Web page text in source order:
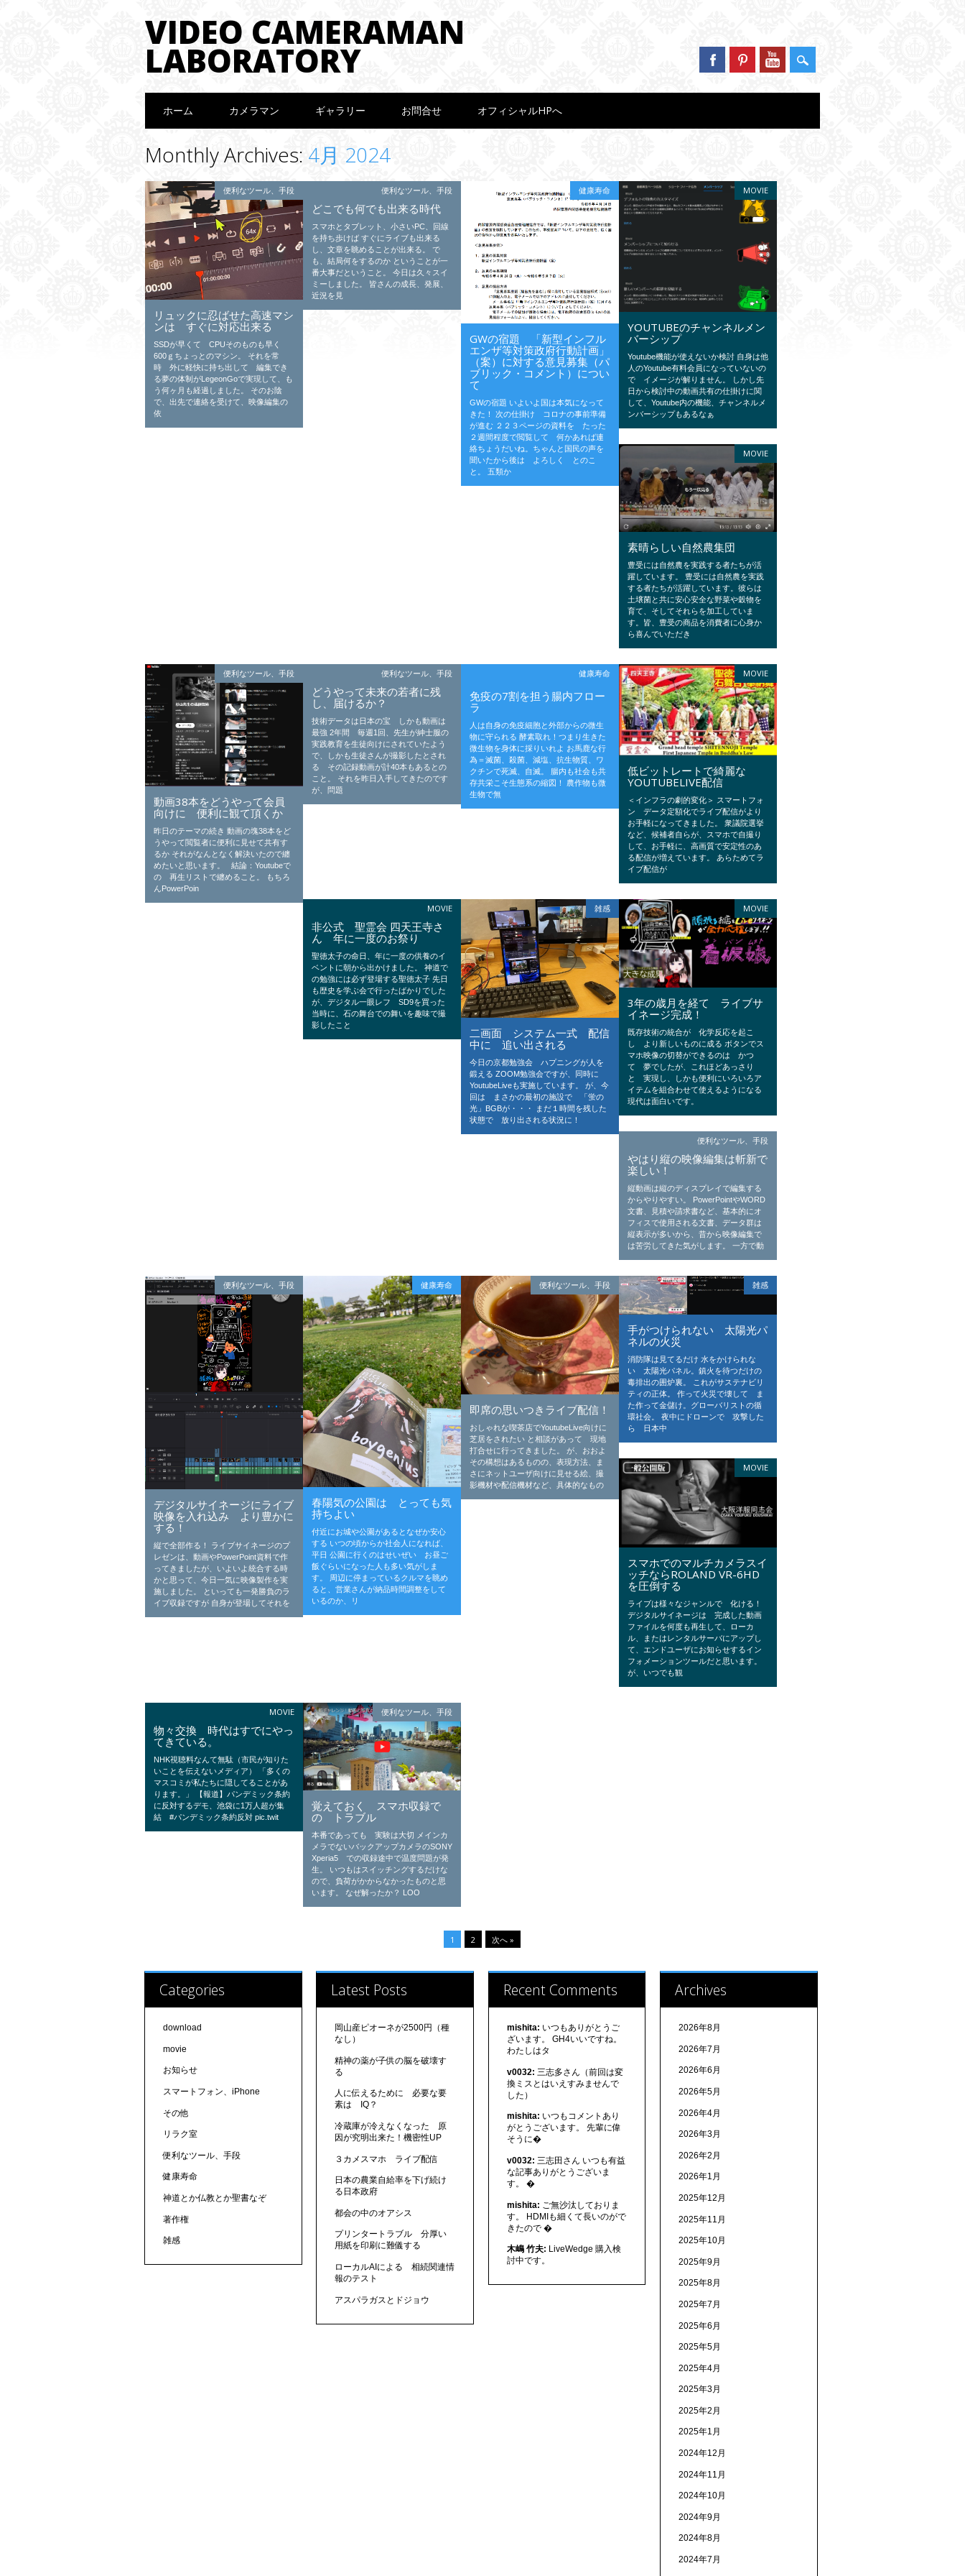
VIDEO CAMERAMAN
LABORATORY
Main menu
ホーム カメラマン ギャラリー お問合せ オフィシャルHPへ
Monthly Archives: 4月 2024
便利なツール、手段
リュックに忍ばせた高速マシ
ンは すぐに対応出来る
SSDが早くて CPUそのものも早く
600ｇちょっとのマシン。 それを常
時 外に軽快に持ち出して 編集でき
る夢の体制がLegeonGoで実現して、も
う何ヶ月も経過しました。 そのお陰
で、出先で連絡を受けて、映像編集の
依
便利なツール、手段
どこでも何でも出来る時代
スマホとタブレット、小さいPC、回線
を持ち歩けば すぐにライブも出来る
し、文章を眺めることが出来る。 で
も、結局何をするのか ということが一
番大事だということ。 今日は久々スイ
ミーしました。 皆さんの成長、発展、
近況を見
健康寿命
GWの宿題 「新型インフル
エンザ等対策政府行動計画」
（案）に対する意見募集（パ
ブリック・コメント）につい
て
GWの宿題 いよいよ国は本気になって
きた！ 次の仕掛け コロナの事前準備
が進む ２２３ページの資料を たった
２週間程度で閲覧して 何かあれば連
絡ちょうだいね。ちゃんと国民の声を
聞いたから後は よろしく とのこ
と。 五類か
MOVIE
YOUTUBEのチャンネルメン
バーシップ
Youtube機能が使えないか検討 自身は他
人のYoutube有料会員になっていないの
で イメージが解りません。 しかし先
日から検討中の動画共有の仕掛けに関
して、Youtube内の機能、チャンネルメ
ンバーシップもあるなぁ
MOVIE
素晴らしい自然農集団
豊受には自然農を実践する者たちが活
躍しています。 豊受には自然農を実践
する者たちが活躍しています。彼らは
土壌菌と共に安心安全な野菜や穀物を
育て、そしてそれらを加工していま
す。皆、豊受の商品を消費者に心身か
ら喜んでいただき
便利なツール、手段
動画38本をどうやって会員
向けに 便利に観て頂くか
昨日のテーマの続き 動画の塊38本をど
うやって閲覧者に便利に見せて共有す
るか それがなんとなく解決いたので纏
めたいと思います。 結論：Youtubeで
の 再生リストで纏めること。 もちろ
んPowerPoin
便利なツール、手段
どうやって未来の若者に残
し、届けるか？
技術データは日本の宝 しかも動画は
最強 2年間 毎週1回、先生が紳士服の
実践教育を生徒向けにされていたよう
で、しかも生徒さんが撮影したとされ
る その記録動画が計40本もあるとの
こと。 それを昨日入手してきたのです
が、問題
健康寿命
免疫の7割を担う腸内フロー
ラ
人は自身の免疫細胞と外部からの微生
物に守られる 酵素取れ！つまり生きた
微生物を身体に採りいれよ お馬鹿な行
為＝滅菌、殺菌、減塩、抗生物質、ワ
クチンで死滅、自滅。 腸内も社会も共
存共栄こそ生態系の縮図！ 農作物も微
生物で無
MOVIE
低ビットレートで綺麗な
YOUTUBELIVE配信
＜インフラの劇的変化＞ スマートフォ
ン データ定額化でライブ配信がより
お手軽になってきました。 衆議院選挙
など、候補者自らが、スマホで自撮り
して、お手軽に、高画質で安定性のあ
る配信が増えています。 あらためてラ
イブ配信が
MOVIE
非公式 聖霊会 四天王寺さ
ん 年に一度のお祭り
聖徳太子の命日、年に一度の供養のイ
ベントに朝から出かけました。 神道で
の勉強には必ず登場する聖徳太子 先日
も歴史を学ぶ会で行ったばかりでした
が、デジタル一眼レフ SD9を買った
当時に、石の舞台での舞いを趣味で撮
影したこと
雑感
二画面 システム一式 配信
中に 追い出される
今日の京都勉強会 ハプニングが人を
鍛える ZOOM勉強会ですが、同時に
YoutubeLiveも実施しています。 が、今
回は まさかの最初の施設で 「蛍の
光」BGBが・・・ まだ１時間を残した
状態で 放り出される状況に！
MOVIE
3年の歳月を経て ライブサ
イネージ完成！
既存技術の統合が 化学反応を起こ
し より新しいものに成る ボタンでス
マホ映像の切替ができるのは かつ
て 夢でしたが、これほどあっさり
と 実現し、しかも便利にいろいろア
イテムを組合わせて使えるようになる
現代は面白いです。
便利なツール、手段
やはり縦の映像編集は斬新で
楽しい！
縦動画は縦のディスプレイで編集する
からやりやすい。 PowerPointやWORD
文書、見積や請求書など、基本的にオ
フィスで使用される文書、データ群は
縦表示が多いから、昔から映像編集で
は苦労してきた気がします。 一方で動
便利なツール、手段
デジタルサイネージにライブ
映像を入れ込み より豊かに
する！
縦で全部作る！ ライブサイネージのプ
レゼンは、動画やPowerPoint資料で作
ってきましたが、いよいよ統合する時
かと思って、今日一気に映像製作を実
施しました。 といっても一発勝負のラ
イブ収録ですが 自身が登場してそれを
健康寿命
春陽気の公園は とっても気
持ちよい
付近にお城や公園があるとなぜか安心
する いつの頃からか社会人になれば、
平日 公園に行くのはせいぜい お昼ご
飯ぐらいになった人も多い気がしま
す。 周辺に停まっているクルマを眺め
ると、営業さんが納品時間調整をして
いるのか、リ
便利なツール、手段
即席の思いつきライブ配信！
おしゃれな喫茶店でYoutubeLive向けに
芝居をされたい と相談があって 現地
打合せに行ってきました。 が、おおよ
その構想はあるものの、表現方法、ま
さにネットユーザ向けに見せる絵、撮
影機材や配信機材など、具体的なもの
雑感
手がつけられない 太陽光パ
ネルの火災
消防隊は見てるだけ 水をかけられな
い 太陽光パネル。鎮火を待つだけの
毒排出の囲炉裏。 これがサステナビリ
ティの正体。 作って火災で壊して ま
た作って金儲け。グローバリストの循
環社会。 夜中にドローンで 攻撃した
ら 日本中
MOVIE
スマホでのマルチカメラスイ
ッチならROLAND VR-6HD
を圧倒する
ライブは様々なジャンルで 化ける！
デジタルサイネージは 完成した動画
ファイルを何度も再生して、ローカ
ル、またはレンタルサーバにアップし
て、エンドユーザにお知らせするイン
フォメーションツールだと思います。
が、いつでも観
MOVIE
物々交換 時代はすでにやっ
てきている。
NHK視聴料なんて無駄（市民が知りた
いことを伝えないメディア） 「多くの
マスコミが私たちに隠してることがあ
ります。」 【報道】パンデミック条約
に反対するデモ、池袋に1万人超が集
結 #パンデミック条約反対 pic.twit
便利なツール、手段
覚えておく スマホ収録で
の トラブル
本番であっても 実験は大切 メインカ
メラでないバックアップカメラのSONY
Xperia5 での収録途中で温度問題が発
生。 いつもはスイッチングするだけな
ので、負荷がかからなかったものと思
います。 なぜ解ったか？ LOO
1 2 次へ »
Categories
download
movie
お知らせ
スマートフォン、iPhone
その他
リラク室
便利なツール、手段
健康寿命
神道とか仏教とか聖書なぞ
著作権
雑感
Latest Posts
岡山産ピオーネが2500円（種
なし）
精神の薬が子供の脳を破壊す
る
人に伝えるために 必要な要
素は IQ？
冷蔵庫が冷えなくなった 原
因が究明出来た！機密性UP
３カメスマホ ライブ配信
日本の農業自給率を下げ続け
る日本政府
都会の中のオアシス
プリンタートラブル 分厚い
用紙を印刷に難儀する
ローカルAIによる 相続関連情
報のテスト
アスパラガスとドジョウ
Recent Comments
mishita: いつもありがとうご
ざいます。 GH4いいですね。
わたしはタ
v0032: 三志多さん（前回は変
換ミスとはいえすみませんで
した）
mishita: いつもコメントあり
がとうございます。 先輩に偉
そうに�
v0032: 三志田さん いつも有益
な記事ありがとうございま
す。 �
mishita: ご無沙汰しておりま
す。 HDMIも細くて長いのがで
きたので �
木嶋 竹夫: LiveWedge 購入検
討中です。
Archives
2026年8月
2026年7月
2026年6月
2026年5月
2026年4月
2026年3月
2026年2月
2026年1月
2025年12月
2025年11月
2025年10月
2025年9月
2025年8月
2025年7月
2025年6月
2025年5月
2025年4月
2025年3月
2025年2月
2025年1月
2024年12月
2024年11月
2024年10月
2024年9月
2024年8月
2024年7月